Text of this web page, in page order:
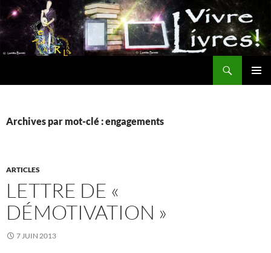
Aller
au
contenu
Archives par mot-clé : engagements
ARTICLES
LETTRE DE «
DÉMOTIVATION »
7 JUIN 2013